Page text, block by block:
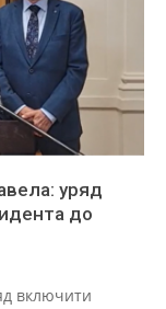
уряд
до
включити